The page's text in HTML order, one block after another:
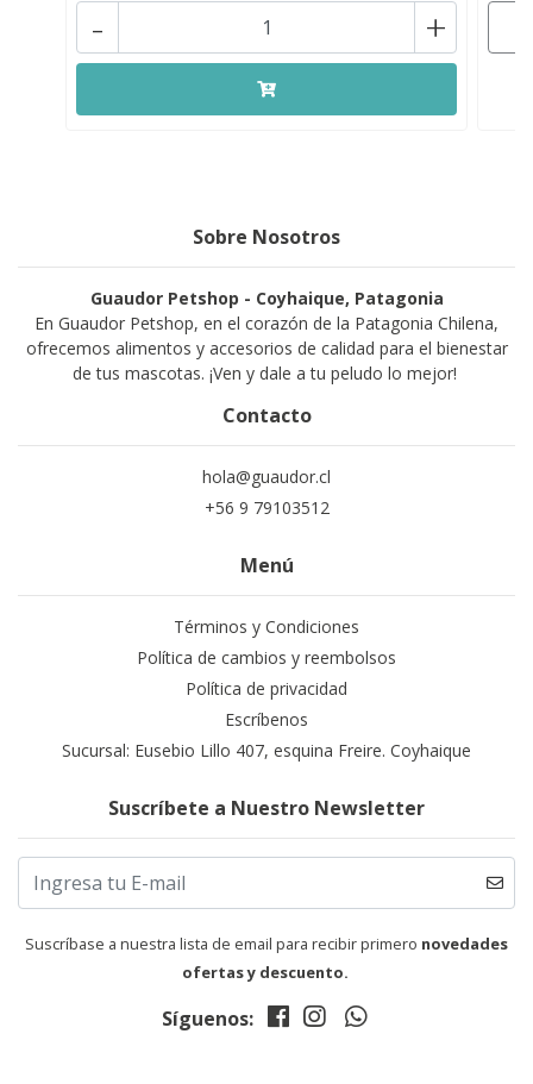
+
-
Sobre Nosotros
Guaudor Petshop - Coyhaique, Patagonia
En Guaudor Petshop, en el corazón de la Patagonia Chilena,
ofrecemos alimentos y accesorios de calidad para el bienestar
de tus mascotas. ¡Ven y dale a tu peludo lo mejor!
Contacto
hola@guaudor.cl
+56 9 79103512
Menú
Términos y Condiciones
Política de cambios y reembolsos
Política de privacidad
Escríbenos
Sucursal: Eusebio Lillo 407, esquina Freire. Coyhaique
Suscríbete a Nuestro Newsletter
Suscríbase a nuestra lista de email para recibir primero novedades
ofertas y descuento.
Síguenos: